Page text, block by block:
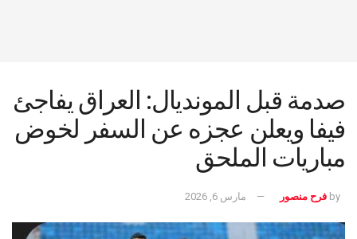
صدمة قبل المونديال: العراق يفاجئ
فيفا ويعلن عجزه عن السفر لخوض
مباريات الملحق
by فرح منصور مارس 6, 2026